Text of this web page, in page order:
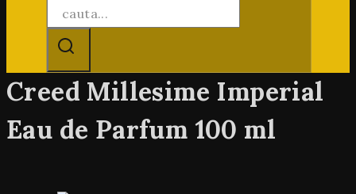
Creed Millesime Imperial
Eau de Parfum 100 ml